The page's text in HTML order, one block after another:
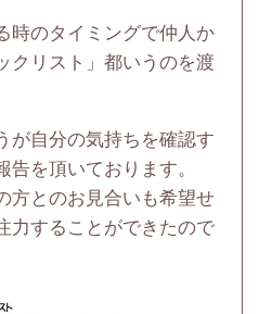
のタイミングで仲人か
クリスト」都いうのを渡
が自分の気持ちを確認す
を頂いております。
方とのお見合いも希望せ
力することができたので